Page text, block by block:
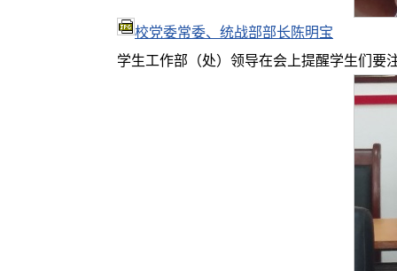
校党委常委、统战部部长陈明宝
学生工作部（处）领导在会上提醒学生们要